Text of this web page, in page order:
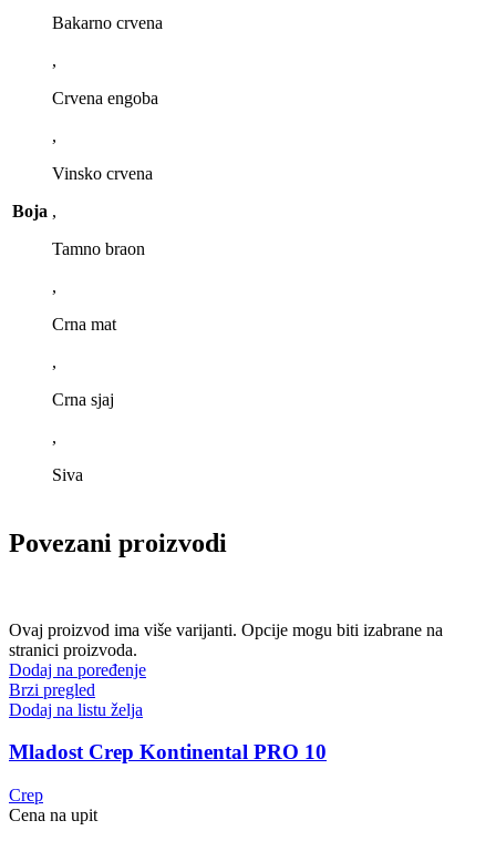
Boja
Bakarno crvena
,
Crvena engoba
,
Vinsko crvena
,
Tamno braon
,
Crna mat
,
Crna sjaj
,
Siva
Povezani proizvodi
Ovaj proizvod ima više varijanti. Opcije mogu biti izabrane na
stranici proizvoda.
Dodaj na poređenje
Brzi pregled
Dodaj na listu želja
Mladost Crep Kontinental PRO 10
Crep
Cena na upit